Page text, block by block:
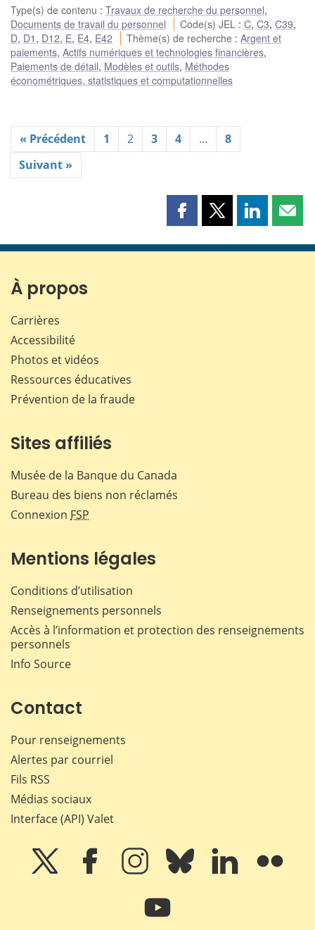
Type(s) de contenu : Travaux de recherche du personnel,
Documents de travail du personnel
Code(s) JEL :C,C3,C39,
D, D1 , D12, E, E4, E42 Thème(s) de recherche :Argent et
paiements, Actifs numériques et technologies financières,
Paiements de détail, Modèles et outils, Méthodes
économétriques, statistiques et computationnelles
« Précédent 1 2 3 4 …
8
Suivant »
Partager
page
Partager
page
Partager
page page
À propos
Carrières
Accessibilité
Photos et vidéos
Ressources éducatives
Prévention de la fraude
Sites affiliés
Musée de la Banque du Canada
Bureau des biens non réclamés
Connexion FSP
Mentions légales
Conditions d’utilisation
Renseignements personnels
Accès à l’information et protection des renseignements
personnels
Info Source
Contact
Pour renseignements
Alertes par courriel
Fils RSS
Médias sociaux
Interface (API) Valet